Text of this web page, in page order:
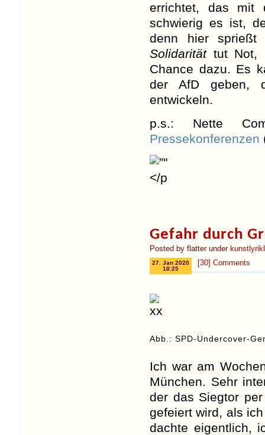
errichtet, das mit
schwierig es ist,
denn hier sprießt
Solidaritättut Not,
Chance dazu. Es
der AfD geben,
entwickeln.
p.s.: Nette
Pressekonferenzen
Gefahr durch
Posted by flatter under
[30] Comments
27. Jan 2020
18:25
Abb.: SPD-Undercover-
Ich war am
München. Sehr
der das Siegtor
gefeiert wird, als
dachte eigentlich,